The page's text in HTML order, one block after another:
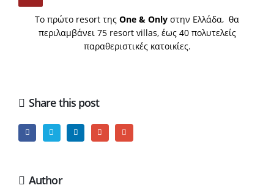
To πρώτο resort της One & Only στην Ελλάδα, θα
περιλαμβάνει 75 resort villas, έως 40 πολυτελείς
παραθεριστικές κατοικίες.
Share this post
Author